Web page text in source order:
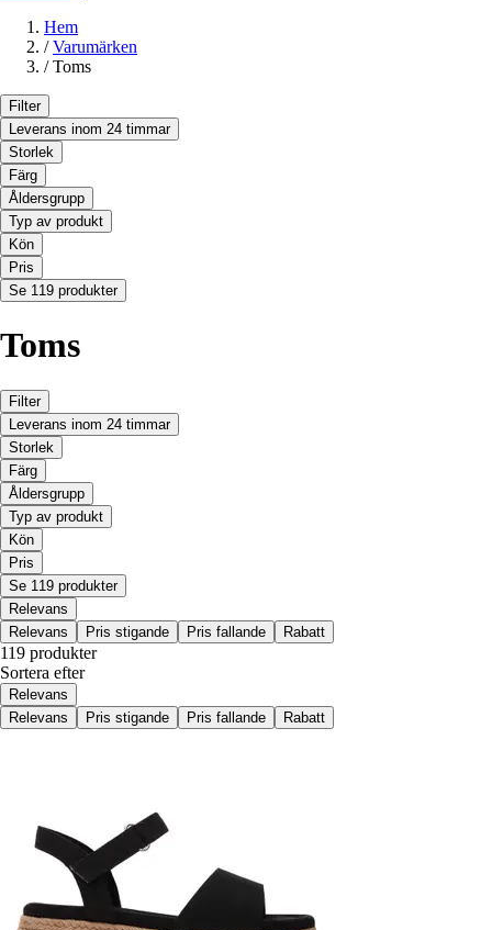
Hem
/ Varumärken
/ Toms
Filter
Leverans inom 24 timmar
Storlek
Färg
Åldersgrupp
Typ av produkt
Kön
Pris
Se 119 produkter
Toms
Filter
Leverans inom 24 timmar
Storlek
Färg
Åldersgrupp
Typ av produkt
Kön
Pris
Se 119 produkter
Relevans
Relevans
Pris stigande Pris fallande Rabatt
119 produkter
Sortera efter
Relevans
Relevans
Pris stigande Pris fallande Rabatt